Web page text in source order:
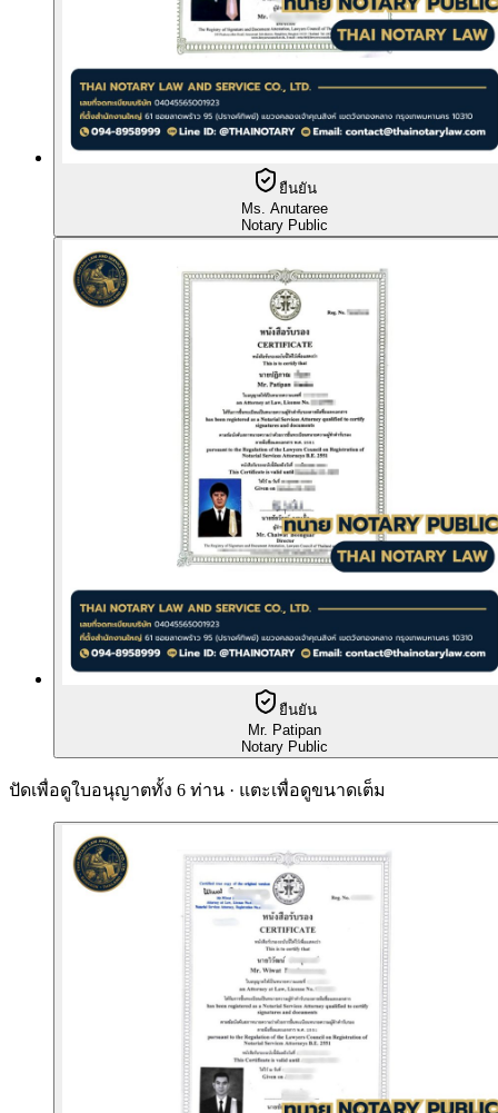
ยืนยัน
Ms. Anutaree
Notary Public
ยืนยัน
Mr. Patipan
Notary Public
ปัดเพื่อดูใบอนุญาตทั้ง 6 ท่าน · แตะเพื่อดูขนาดเต็ม